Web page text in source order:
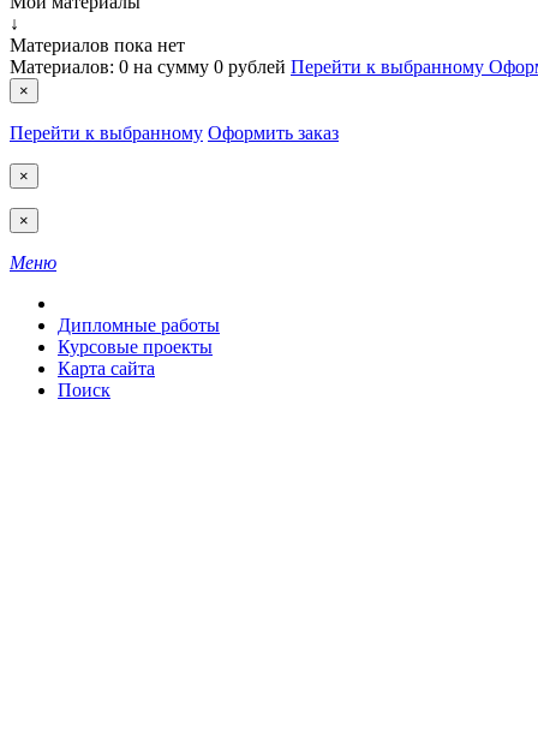
↓
Материалов пока нет
Материалов: 0 на сумму 0 рублей Перейти к выбранному
×
Перейти к выбранному Оформить заказ
×
×
Меню
Дипломные работы
Курсовые проекты
Карта сайта
Поиск